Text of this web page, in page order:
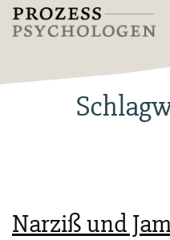
Zum
Inhalt
Prozesspsychologen
Narziß und